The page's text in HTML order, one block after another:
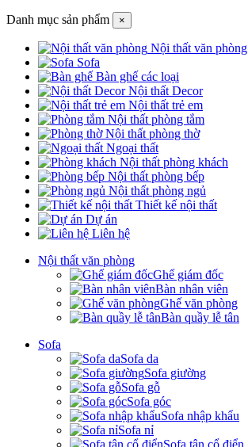
Danh mục sản phẩm ×
Nội thất văn phòng
Sofa
Bàn ghế các loại
Nội thất Decor
Nội thất trẻ em
Nội thất phòng tắm
Nội thất phòng thờ
Ngoại thất
Nội thất phòng khách
Nội thất phòng bếp
Nội thất phòng ngủ
Thiết kế nội thất
Dự án
Liên hệ
Nội thất văn phòng
Ghế giám đốc
Bàn nhân viên
Ghế văn phòng
Bàn quầy lễ tân
Sofa
Sofa da
Sofa giường
Sofa gỗ
Sofa góc
Sofa nhập khẩu
Sofa nỉ